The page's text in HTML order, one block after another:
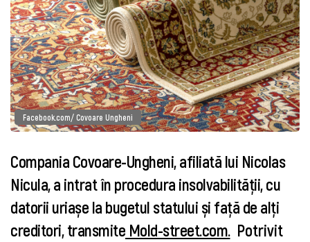
Facebook.com/ Covoare Ungheni
Compania Covoare-Ungheni, afiliată lui Nicolas
Nicula, a intrat în procedura insolvabilității, cu
datorii uriașe la bugetul statului și față de alți
creditori, transmite Mold-street.com. Potrivit